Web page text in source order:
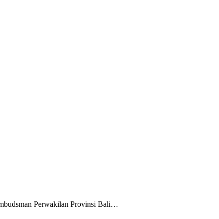
Perwakilan Provinsi Bali…